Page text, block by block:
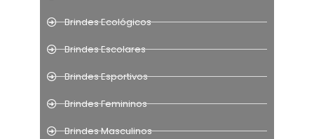
Brindes Ecológicos
Brindes Escolares
Brindes Esportivos
Brindes Femininos
Brindes Masculinos